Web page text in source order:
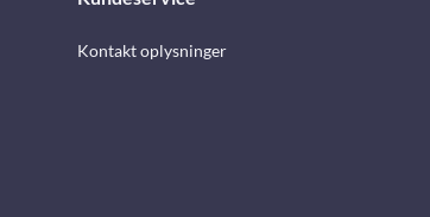
Kontakt oplysninger